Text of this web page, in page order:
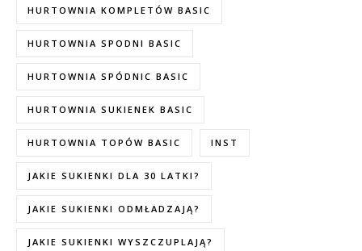
HURTOWNIA KOMPLETÓW BASIC
HURTOWNIA SPODNI BASIC
HURTOWNIA SPÓDNIC BASIC
HURTOWNIA SUKIENEK BASIC
HURTOWNIA TOPÓW BASIC INST
JAKIE SUKIENKI DLA 30 LATKI?
JAKIE SUKIENKI ODMŁADZAJĄ?
JAKIE SUKIENKI WYSZCZUPLAJĄ?